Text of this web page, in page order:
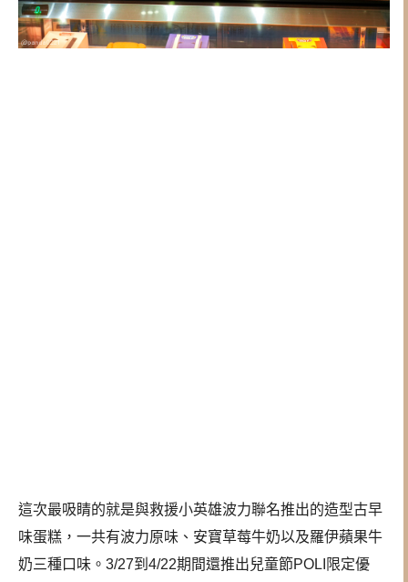
這次最吸睛的就是與救援小英雄波力聯名推出的造型古早
味蛋糕，一共有波力原味、安寶草莓牛奶以及羅伊蘋果牛
奶三種口味。3/27到4/22期間還推出兒童節POLI限定優